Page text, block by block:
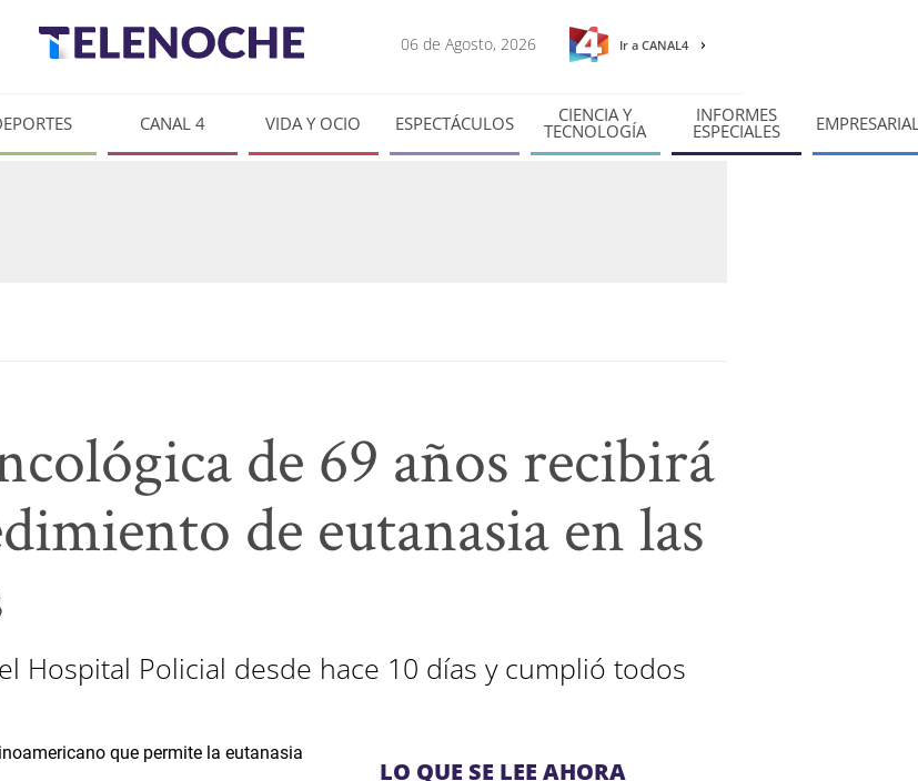
06 de Agosto, 2026 Ir a CANAL4
CANAL 4 VIDA Y OCIO ESPECTÁCULOS CIENCIA Y
TECNOLOGÍA
INFORMES
ESPECIALES
de 69 años recibirá
de eutanasia en las
Hospital Policial desde hace 10 días y cumplió todos
LO QUE SE LEE AHORA